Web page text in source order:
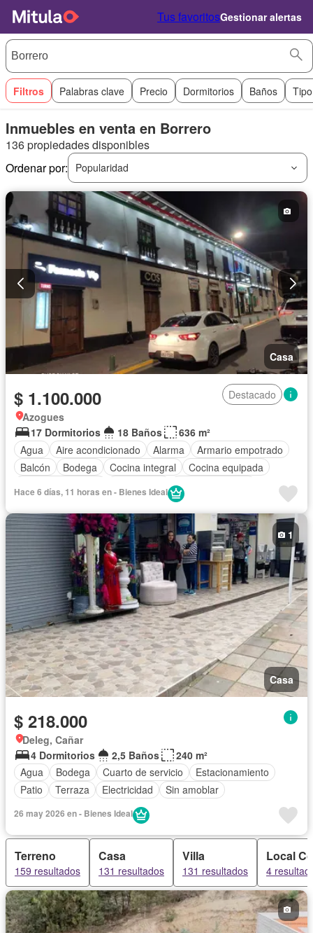
Tus favoritosGestionar alertas
Filtros Palabras clave Precio Dormitorios Baños
Inmuebles en venta en Borrero
136 propiedades disponibles
Ordenar por:
Popularidad
Casa
$ 1.100.000
Destacado
Azogues
17 Dormitorios
18 Baños
636 m²
Agua
Aire acondicionado Alarma
Armario empotrado
Balcón
Bodega Cocina integral
Cocina equipada
Estacionamiento
Garita de guardianía
Seguridad
Wifi Completamente amoblado
Hace 6 días, 11 horas en - Bienes Ideal
Casa
1
$ 218.000
Deleg, Cañar
4 Dormitorios
2,5 Baños
240 m²
Agua
Bodega Cuarto de servicio
Estacionamiento
Patio
Terraza Electricidad Sin amoblar
26 may 2026 en - Bienes Ideal
Terreno
159 resultados
Casa
131 resultados
Villa
131 resultados
Local
4